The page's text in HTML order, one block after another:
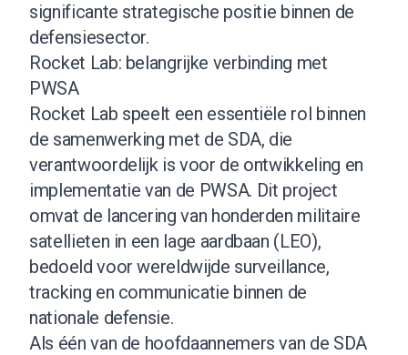
significante strategische positie binnen de
defensiesector.
Rocket Lab: belangrijke verbinding met
PWSA
Rocket Lab speelt een essentiële rol binnen
de samenwerking met de SDA, die
verantwoordelijk is voor de ontwikkeling en
implementatie van de PWSA. Dit project
omvat de lancering van honderden militaire
satellieten in een lage aardbaan (LEO),
bedoeld voor wereldwijde surveillance,
tracking en communicatie binnen de
nationale defensie.
Als één van de hoofdaannemers van de SDA